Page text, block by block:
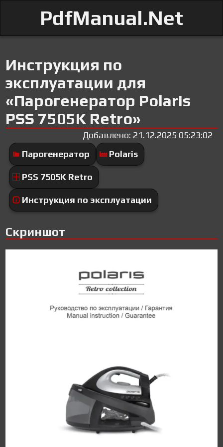
PdfManual.Net
Инструкция по
эксплуатации для
«Парогенератор Polaris
PSS 7505K Retro»
Добавлено: 21.12.2025 05:23:02
Парогенератор
Polaris
PSS 7505K Retro
Инструкция по эксплуатации
Скриншот